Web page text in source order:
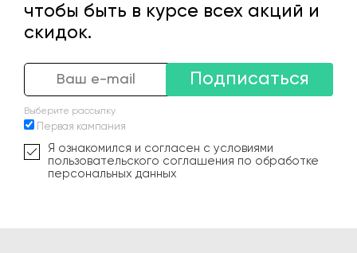
чтобы быть в курсе всех акций и
скидок.
Подписаться
Выберите рассылку
Первая кампания
Я ознакомился и согласен с условиями
пользовательского соглашения по обработке
персональных данных